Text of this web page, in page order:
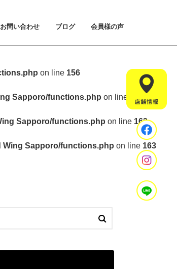
いて
紹介
お問い合わせ
お問い合わせ
入会手続きのご予約
体験会のご予約
見学・相談のご予約
よくあるご質問
ブログ 会員様の声
on line 156
Sapporo/functions.php on line 157
Sapporo/functions.php on line 163
Sapporo/functions.php on line 163